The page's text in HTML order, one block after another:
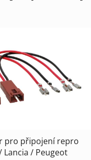
pro připojení repro
Lancia / Peugeot